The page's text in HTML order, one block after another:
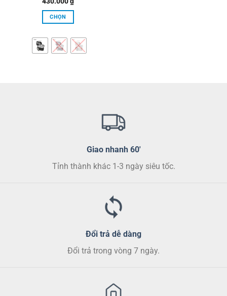
phẩm
CHỌN
phẩm
này
chọn
Giao nhanh 60'
Tỉnh thành khác 1-3 ngày siêu tốc.
Đổi trả dễ dàng
Đổi trả trong vòng 7 ngày.